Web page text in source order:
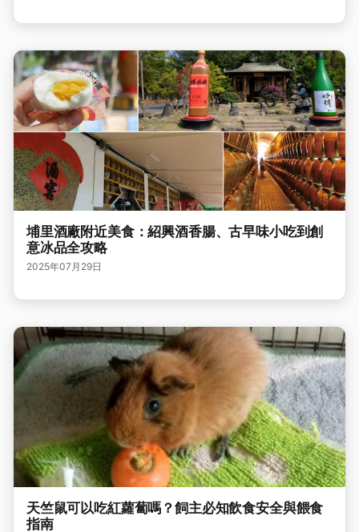
埔里酒廠附近美食：紹興酒香腸、古早味小吃到創
意冰品全攻略
2025年07月29日
天竺鼠可以吃紅蘿蔔嗎？飼主必知飲食安全與餵食
指南